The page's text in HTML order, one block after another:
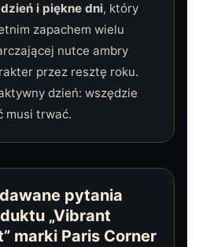
dzień i piękne dni, który
zapachem wielu
nutce ambry
przez resztę roku.
dzień: wszędzie
musi trwać.
pytania
„Vibrant
marki Paris Corner